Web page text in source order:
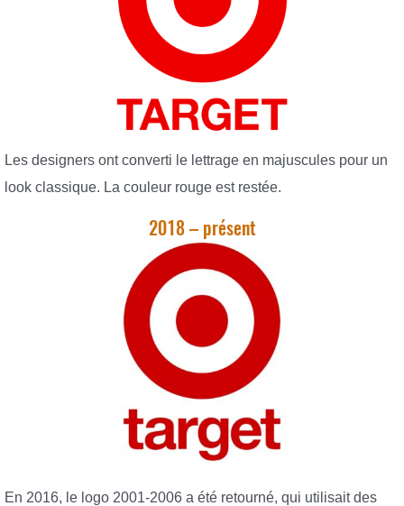
Les designers ont converti le lettrage en majuscules pour un
look classique. La couleur rouge est restée.
2018 – présent
En 2016, le logo 2001-2006 a été retourné, qui utilisait des